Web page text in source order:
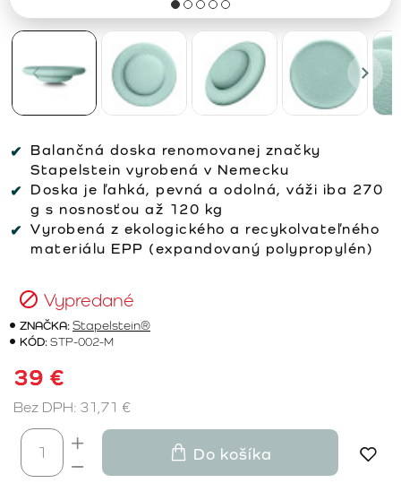
Balančná doska renomovanej značky
Stapelstein vyrobená v Nemecku
Doska je ľahká, pevná a odolná, váži iba 270
g s nosnosťou až 120 kg
Vyrobená z ekologického a recykolvateľného
materiálu EPP (expandovaný polypropylén)
Vypredané
ZNAČKA:Stapelstein®
KÓD:STP-002-M
39 €
Bez DPH: 31,71 €
Do košíka